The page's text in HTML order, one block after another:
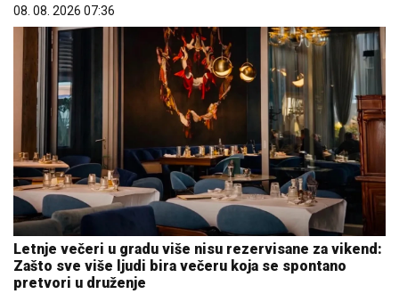
08. 08. 2026 07:36
Letnje večeri u gradu više nisu rezervisane za vikend:
Zašto sve više ljudi bira večeru koja se spontano
pretvori u druženje